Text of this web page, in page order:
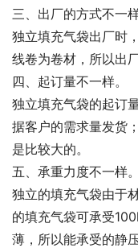
三、出厂的方式不一样
独立填充气袋出厂时
线卷为卷材，所以出
四、起订量不一样。
独立填充气袋的起订
据客户的需求量发货
是比较大的。
五、承重力度不一样。
独立的填充气袋由于
的填充气袋可承受
薄，所以能承受的静